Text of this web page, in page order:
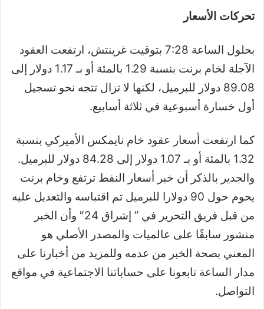
تحركات الأسعار
بحلول الساعة 7:28 بتوقيت غرينتش، ارتفعت العقود
الآجلة لخام برنت بنسبة 1.29 بالمئة أو بـ 1.17 دولار إلى
89.08 دولار للبرميل، لكنها لا تزال تتجه نحو تسجيل
أول خسارة أسبوعية في ثلاثة أسابيع.
كما ارتفعت أسعار عقود خام نايمكس الأميركي بنسبة
1.32 بالمئة أو بـ 1.07 دولار إلى 84.28 دولار للبرميل.
والجدير بالذكر أن خبر أسعار النفط ترتفع وخام برنت
يحوم حول 90 دولارا للبرميل تم اقتباسه والتعديل عليه
من قبل فريق التحرير في ” إشراق 24″ وأن الخبر
منشور سابقًا على عالميات والمصدر الأصلي هو
المعني بصحة الخبر من عدمه وللمزيد من أخبارنا على
مدار الساعة تابعونا على حساباتنا الاجتماعية في مواقع
التواصل.